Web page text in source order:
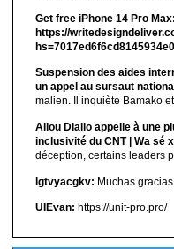
Get free iPhone 14 Pro Max:
https://
Suspension des aides
un appel au sursaut
malien. Il inquiète Bamako
Aliou Diallo appelle à une
inclusivité du CNT | Wa sé
déception, certains leaders
lgtvyacgkv: Muchas
UIEvan: https://unit-pro.pro/